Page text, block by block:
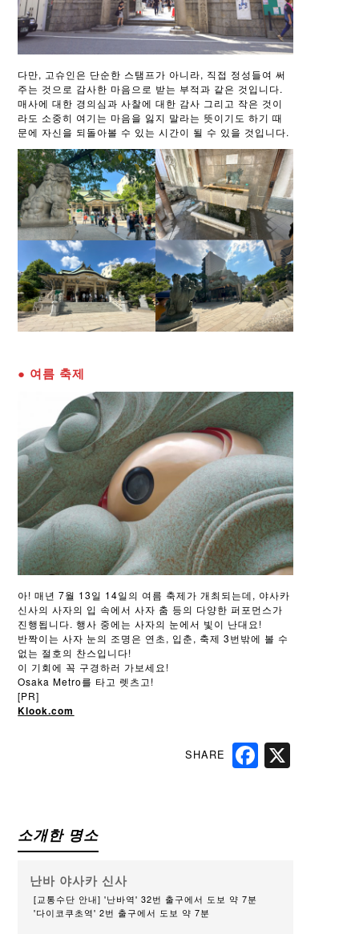
다만, 고슈인은 단순한 스탬프가 아니라, 직접 정성들여 써
주는 것으로 감사한 마음으로 받는 부적과 같은 것입니다.
매사에 대한 경의심과 사찰에 대한 감사 그리고 작은 것이
라도 소중히 여기는 마음을 잃지 말라는 뜻이기도 하기 때
문에 자신을 되돌아볼 수 있는 시간이 될 수 있을 것입니다.
● 여름 축제
아! 매년 7월 13일 14일의 여름 축제가 개최되는데, 야사카
신사의 사자의 입 속에서 사자 춤 등의 다양한 퍼포먼스가
진행됩니다. 행사 중에는 사자의 눈에서 빛이 난대요!
반짝이는 사자 눈의 조명은 연초, 입춘, 축제 3번밖에 볼 수
없는 절호의 찬스입니다!
이 기회에 꼭 구경하러 가보세요!
Osaka Metro를 타고 렛츠고!
[PR]
Klook.com
SHARE
소개한 명소
난바 야사카 신사
[교통수단 안내] '난바역' 32번 출구에서 도보 약 7분
'다이코쿠초역' 2번 출구에서 도보 약 7분